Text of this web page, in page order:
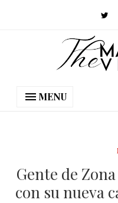
MENU
Gente de
con su nueva